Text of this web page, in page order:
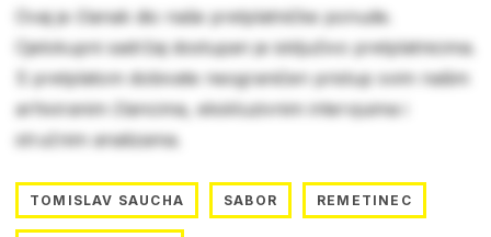
Ovaj je članak dio naše pretplatničke ponude.
Cjelokupni sadržaj dostupan je isključivo pretplatnicima.
S pretplatom dobivate neograničen pristup svim našim
arhiviranim člancima, ekskluzivnim intervjuima i
stručnim analizama.
TOMISLAV SAUCHA SABOR REMETINEC